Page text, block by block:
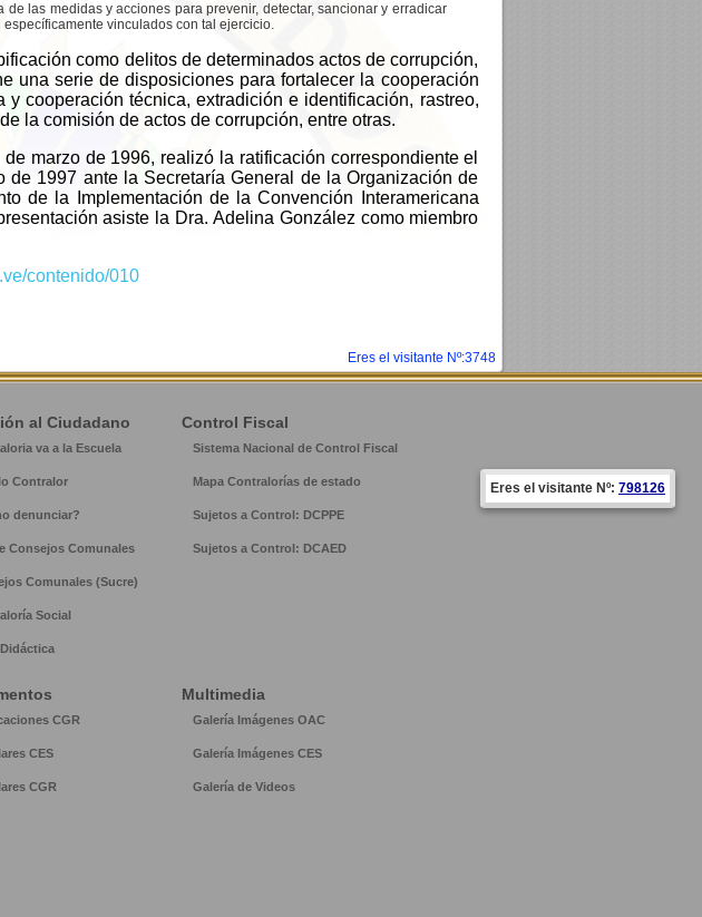
las medidas y acciones para prevenir, detectar, sancionar y erradicar
vinculados con tal ejercicio.
como delitos de determinados actos de corrupción,
una serie de disposiciones para fortalecer la cooperación
cooperación técnica, extradición e identificación, rastreo,
la comisión de actos de corrupción, entre otras.
marzo de 1996, realizó la ratificación correspondiente el
1997 ante la Secretaría General de la Organización de
de la Implementación de la Convención Interamericana
asiste la Dra. Adelina González como miembro
contenido/010
Eres el visitante Nº:3748
al Ciudadano Control Fiscal
va a la Escuela Sistema Nacional de Control Fiscal
Contralor Mapa Contralorías de estado
denunciar? Sujetos a Control: DCPPE
Consejos Comunales Sujetos a Control: DCAED
Comunales (Sucre)
Social
Multimedia
CGR Galería Imágenes OAC
CES Galería Imágenes CES
CGR Galería de Videos
Eres el visitante Nº: 798126